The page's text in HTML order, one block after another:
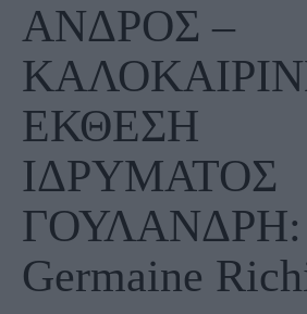
ΑΝΔΡΟΣ –
ΕΚΘΕΣΗ
ΙΔΡΥΜΑΤΟΣ
ΓΟΥΛΑΝΔΡΗ:
Germaine